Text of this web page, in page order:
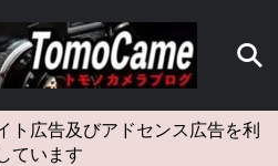
ト広告及びアドセンス広告を利
ています